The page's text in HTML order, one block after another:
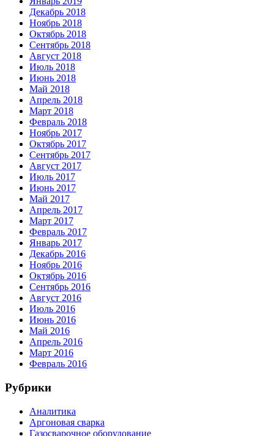
Декабрь 2018
Ноябрь 2018
Октябрь 2018
Сентябрь 2018
Август 2018
Июль 2018
Июнь 2018
Май 2018
Апрель 2018
Март 2018
Февраль 2018
Ноябрь 2017
Октябрь 2017
Сентябрь 2017
Август 2017
Июль 2017
Июнь 2017
Май 2017
Апрель 2017
Март 2017
Февраль 2017
Январь 2017
Декабрь 2016
Ноябрь 2016
Октябрь 2016
Сентябрь 2016
Август 2016
Июль 2016
Июнь 2016
Май 2016
Апрель 2016
Март 2016
Февраль 2016
Рубрики
Аналитика
Аргоновая сварка
Газосварочное оборудование